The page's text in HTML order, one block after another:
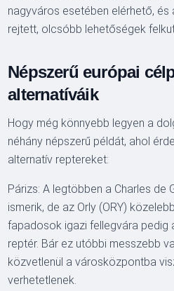
nagyváros esetében elérhető, és
rejtett, olcsóbb lehetőségek
Népszerű európai
alternatíváik
Hogy még könnyebb legyen a
néhány népszerű példát, ahol
alternatív reptereket:
Párizs: A legtöbben a Charles de
ismerik, de az Orly (ORY)
fapadosok igazi fellegvára pedig
reptér. Bár ez utóbbi messzebb
közvetlenül a városközpontba
verhetetlenek.